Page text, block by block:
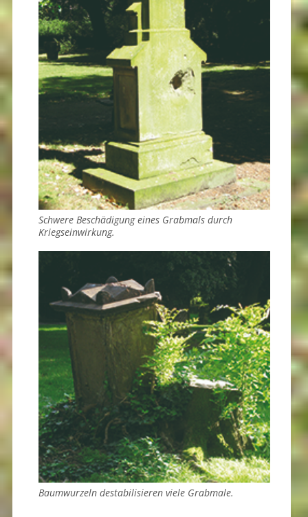
Schwere Beschädigung eines Grabmals durch
Kriegseinwirkung.
Baumwurzeln destabilisieren viele Grabmale.